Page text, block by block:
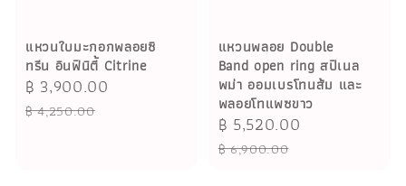
แหวนใบมะกอกพลอยซิ
ทรีน อินฟินิตี้ Citrine
Sale
price
฿ 3,900.00
฿ 4,250.00
แหวนพลอย Double
Band open ring สปิเนล
พม่า ออมเบรโทนส้ม และ
พลอยโทแพซขาว
Sale
price
฿ 5,520.00
฿ 6,900.00